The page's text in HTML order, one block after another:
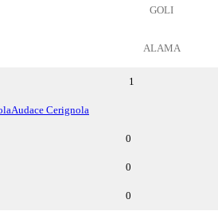
GOLI
ALAMA
1
Audace Cerignola
0
0
0